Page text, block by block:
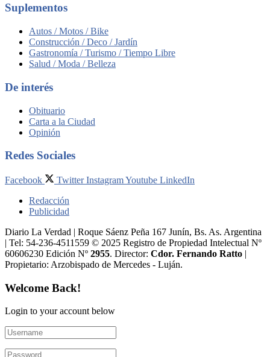
Suplementos
Autos / Motos / Bike
Construcción / Deco / Jardín
Gastronomía / Turismo / Tiempo Libre
Salud / Moda / Belleza
De interés
Obituario
Carta a la Ciudad
Opinión
Redes Sociales
Facebook Twitter InstagramYoutube LinkedIn
Redacción
Publicidad
Diario La Verdad | Roque Sáenz Peña 167 Junín, Bs. As. Argentina
| Tel: 54-236-4511559 © 2025 Registro de Propiedad Intelectual Nº
60606230 Edición Nº 2955. Director:​ Cdor. Fernando Ratto |
Propietario:​ Arzobispado de Mercedes - Luján.
Welcome Back!
Login to your account below